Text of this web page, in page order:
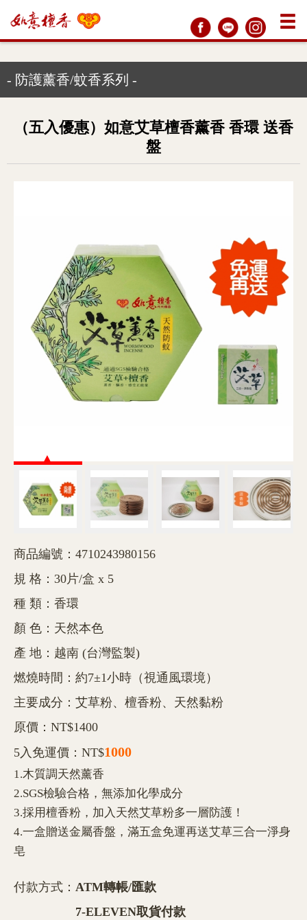
- 防護薰香/蚊香系列 -
（五入優惠）如意艾草檀香薰香 香環 送香
盤
商品編號：4710243980156
規 格：30片/盒 x 5
種 類：香環
顏 色：天然本色
產 地：越南 (台灣監製)
燃燒時間：約7±1小時（視通風環境）
主要成分：艾草粉、檀香粉、天然黏粉
原價：NT$1400
5入免運價：NT$1000
1.木質調天然薰香
2.SGS檢驗合格，無添加化學成分
3.採用檀香粉，加入天然艾草粉多一層防護！
4.一盒贈送金屬香盤，滿五盒免運再送艾草三合一淨身
皂
付款方式： ATM轉帳/匯款
7-ELEVEN取貨付款